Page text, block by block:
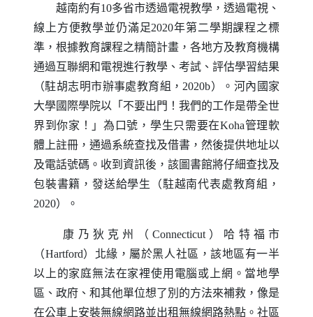
越南約有10多省市透過電視教學，透過電視、
線上方便教學並仍滿足2020年第二學期課程之標
準，根據教育課程之精簡計畫，各地方及教育機構
通過互聯網和電視進行教學、考試、評估學習結果
（駐胡志明市辦事處教育組，2020b）。河內國家
大學國際學院以「不要出門！我們的工作是帶全世
界到你家！」為口號，學生只需要在Koha管理軟
體上註冊，通過系統查找及借書，然後提供地址以
及電話號碼。收到資訊後，該圖書館將仔細查找及
包裝書籍，發送給學生（駐越南代表處教育組，
2020）。
康乃狄克州（ Connecticut）哈特福市
（Hartford）北緣，屬於黑人社區，該地區有一半
以上的家庭無法在家裡使用電腦或上網。當地學
區、政府、和其他單位想了別的方法來補救，像是
在公車上安裝無線網路並出租無線網路熱點。社區